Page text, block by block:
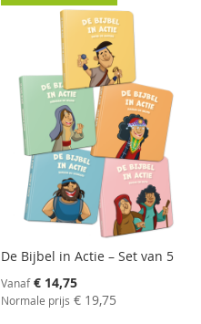
De Bijbel in Actie – Set van 5
Vanaf € 14,75
Normale prijs € 19,75